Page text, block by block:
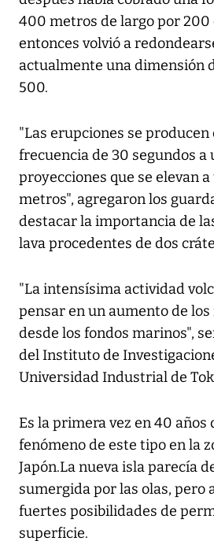
400 metros de largo por 200
entonces volvió a
actualmente una dimensión
500.
"Las erupciones se producen
frecuencia de 30 segundos a
proyecciones que se elevan
metros", agregaron los
destacar la importancia de
lava procedentes de dos
"La intensísima actividad
pensar en un aumento de
desde los fondos marinos",
del Instituto de
Universidad Industrial de
Es la primera vez en 40 años
fenómeno de este tipo en la
Japón.La nueva isla parecía
sumergida por las olas, pero
fuertes posibilidades de
superficie.